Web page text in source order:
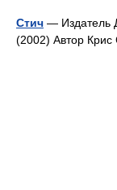
Стич — Издатель
(2002) Автор